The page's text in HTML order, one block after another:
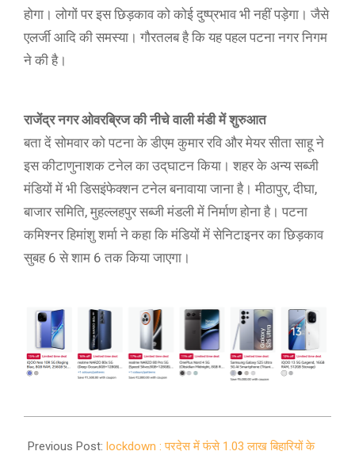
होगा। लोगों पर इस छिड़काव को कोई दुष्प्रभाव भी नहीं पड़ेगा। जैसे
एलर्जी आदि की समस्या। गौरतलब है कि यह पहल पटना नगर निगम
ने की है।
राजेंद्र नगर ओवरब्रिज की नीचे वाली मंडी में शुरुआत
बता दें सोमवार को पटना के डीएम कुमार रवि और मेयर सीता साहू ने
इस कीटाणुनाशक टनेल का उद्‌घाटन किया। शहर के अन्य सब्जी
मंडियों में भी डिसइंफेक्शन टनेल बनावाया जाना है। मीठापुर, दीघा,
बाजार समिति, मुहल्लहपुर सब्जी मंडली में निर्माण होना है। पटना
कमिश्नर हिमांशु शर्मा ने कहा कि मंडियों में सेनिटाइनर का छिड़काव
सुबह 6 से शाम 6 तक किया जाएगा।
04-
Previous Post: lockdown : परदेस में फंसे 1.03 लाख बिहारियों के